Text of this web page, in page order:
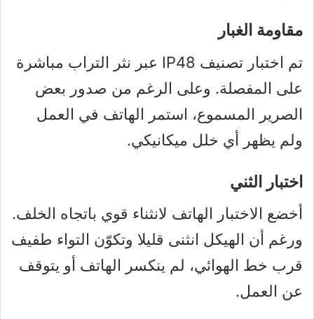
مقاومة الغبار
تم اختبار تصنيف IP48 عبر نثر التراب مباشرة
على المفصلة. وعلى الرغم من صدور بعض
الصرير المسموع، استمر الهاتف في العمل
ولم يظهر أي خلل ميكانيكي.
اختبار الثني
أخضع الاختبار الهاتف لانثناء قوي باتجاه الخلف.
ورغم أن الهيكل انثنى قليلا وتكوّن التواء طفيف
قرب خط الهوائي، لم ينكسر الهاتف أو يتوقف
عن العمل.